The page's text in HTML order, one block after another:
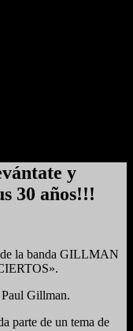
y
30 años!!!
de la banda GILLMAN
Gillman.
parte de un tema de